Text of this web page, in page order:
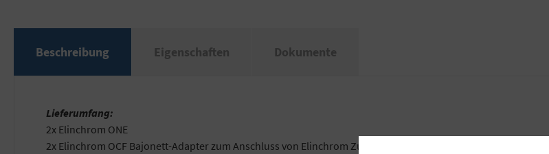
Beschreibung Eigenschaften Dokumente
Lieferumfang:
2x Elinchrom ONE
2x Elinchrom OCF Bajonett-Adapter zum Anschluss von Elinchrom Zubehör mit dem normalen großen Bajonett